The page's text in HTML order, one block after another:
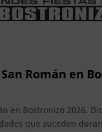
Román en
en Bostronizo 2026.
que suceden